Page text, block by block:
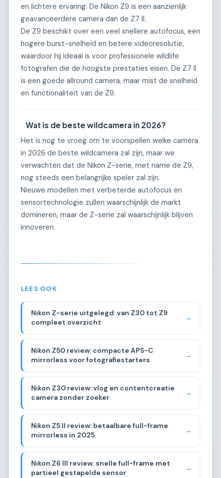
en lichtere ervaring. De Nikon Z9 is een aanzienlijk
geavanceerdere camera dan de Z7 II.
De Z9 beschikt over een veel snellere autofocus, een
hogere burst-snelheid en betere videoresolutie,
waardoor hij ideaal is voor professionele wildlife
fotografen die de hoogste prestaties eisen. De Z7 II
is een goede allround camera, maar mist de snelheid
en functionaliteit van de Z9.
Wat is de beste wildcamera in 2026?
Het is nog te vroeg om te voorspellen welke camera
in 2026 de beste wildcamera zal zijn, maar we
verwachten dat de Nikon Z-serie, met name de Z9,
nog steeds een belangrijke speler zal zijn.
Nieuwe modellen met verbeterde autofocus en
sensortechnologie zullen waarschijnlijk de markt
domineren, maar de Z-serie zal waarschijnlijk blijven
innoveren.
LEES OOK
Nikon Z-serie uitgelegd: van Z30 tot Z9
compleet overzicht
→
Nikon Z50 review: compacte APS-C
mirrorless voor fotografiestarters
→
Nikon Z30 review: vlog en contentcreatie
camera zonder zoeker
→
Nikon Z5 II review: betaalbare full-frame
mirrorless in 2025
→
Nikon Z6 III review: snelle full-frame met
partieel gestapelde sensor
→